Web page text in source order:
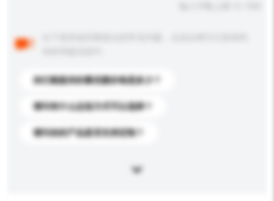
你们能提供的最优惠价格是多少？
请问有什么运送方式可以选择？
请问你的产品是否支持定制？